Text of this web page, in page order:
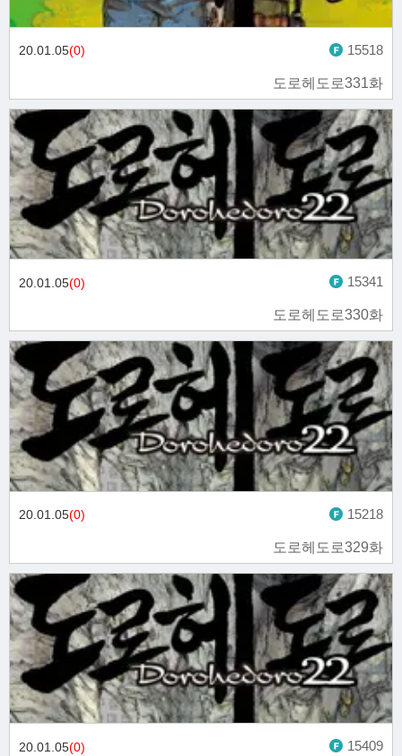
도로헤도로331화
20.01.05(0) 15518
도로헤도로330화
20.01.05(0) 15341
도로헤도로329화
20.01.05(0) 15218
20.01.05(0) 15409